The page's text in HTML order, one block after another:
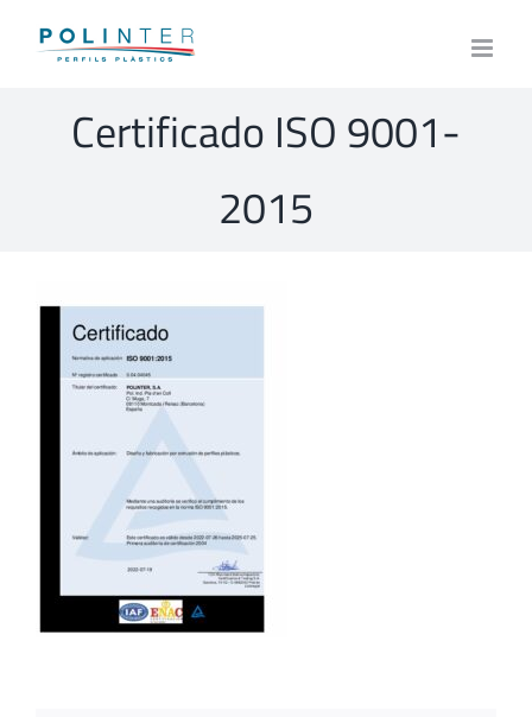
Certificado ISO 9001-
2015